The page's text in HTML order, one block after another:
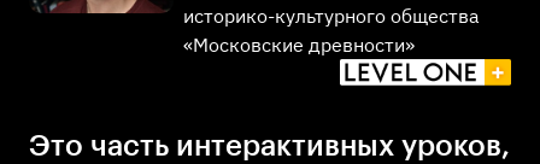
Это часть интерактивных уроков,
историко-культурного общества
«Московские древности»